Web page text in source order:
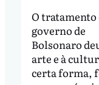
O tratamento
governo de
Bolsonaro
arte e à
certa forma,